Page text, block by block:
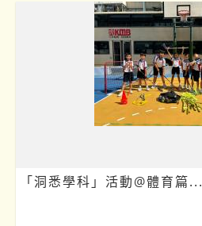
「洞悉學科」活動@體育篇...